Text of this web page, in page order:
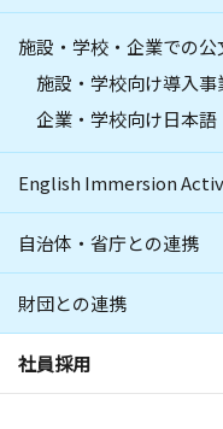
施設・学校・企業での公
施設・学校向け導入事
企業・学校向け日本語
English Immersion
自治体・省庁との連携
財団との連携
社員採用